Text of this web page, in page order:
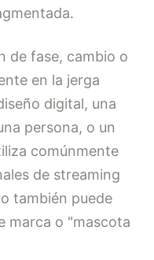
de fase, cambio o
en la jerga
digital, una
persona, o un
comúnmente
de streaming
también puede
marca o "mascota